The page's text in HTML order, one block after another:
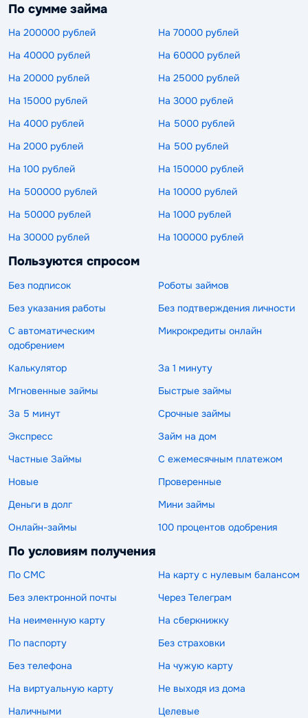
По сумме займа
На 200000 рублей
На 70000 рублей
На 40000 рублей
На 60000 рублей
На 20000 рублей
На 25000 рублей
На 15000 рублей
На 3000 рублей
На 4000 рублей
На 5000 рублей
На 2000 рублей
На 500 рублей
На 100 рублей
На 150000 рублей
На 500000 рублей
На 10000 рублей
На 50000 рублей
На 1000 рублей
На 30000 рублей
На 100000 рублей
Пользуются спросом
Без подписок
Роботы займов
Без указания работы
Без подтверждения личности
С автоматическим
одобрением
Микрокредиты онлайн
Калькулятор
За 1 минуту
Мгновенные займы
Быстрые займы
За 5 минут
Срочные займы
Экспресс
Займ на дом
Частные Займы
С ежемесячным платежом
Новые
Проверенные
Деньги в долг
Мини займы
Онлайн-займы
100 процентов одобрения
По условиям получения
По СМС
На карту с нулевым балансом
Без электронной почты
Через Телеграм
На неименную карту
На сберкнижку
По паспорту
Без страховки
Без телефона
На чужую карту
На виртуальную карту
Не выходя из дома
Наличными
Целевые